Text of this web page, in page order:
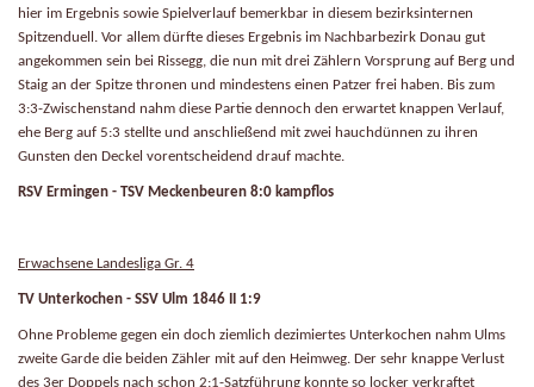
hier im Ergebnis sowie Spielverlauf bemerkbar in diesem bezirksinternen
Spitzenduell. Vor allem dürfte dieses Ergebnis im Nachbarbezirk Donau gut
angekommen sein bei Rissegg, die nun mit drei Zählern Vorsprung auf Berg und
Staig an der Spitze thronen und mindestens einen Patzer frei haben. Bis zum
3:3-Zwischenstand nahm diese Partie dennoch den erwartet knappen Verlauf,
ehe Berg auf 5:3 stellte und anschließend mit zwei hauchdünnen zu ihren
Gunsten den Deckel vorentscheidend drauf machte.
RSV Ermingen - TSV Meckenbeuren 8:0 kampflos
Erwachsene Landesliga Gr. 4
TV Unterkochen - SSV Ulm 1846 II 1:9
Ohne Probleme gegen ein doch ziemlich dezimiertes Unterkochen nahm Ulms
zweite Garde die beiden Zähler mit auf den Heimweg. Der sehr knappe Verlust
des 3er Doppels nach schon 2:1-Satzführung konnte so locker verkraftet